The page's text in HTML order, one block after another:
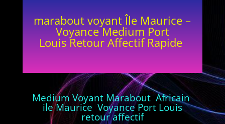
marabout voyant Île Maurice –
Voyance Medium Port
Louis Retour Affectif Rapide
Medium Voyant Marabout Africain
ile Maurice Voyance Port Louis
retour affectif